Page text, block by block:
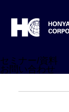
セミナー/資料
お問い合わせ